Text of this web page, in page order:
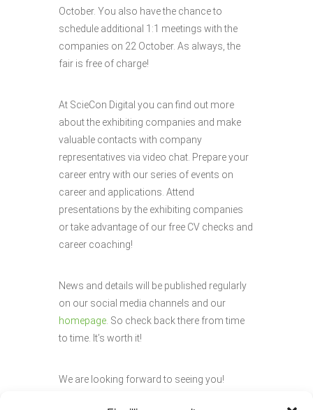
October. You also have the chance to
schedule additional 1:1 meetings with the
companies on 22 October. As always, the
fair is free of charge!
At ScieCon Digital you can find out more
about the exhibiting companies and make
valuable contacts with company
representatives via video chat. Prepare your
career entry with our series of events on
career and applications. Attend
presentations by the exhibiting companies
or take advantage of our free CV checks and
career coaching!
News and details will be published regularly
on our social media channels and our
homepage . So check back there from time
to time. It’s worth it!
We are looking forward to seeing you!